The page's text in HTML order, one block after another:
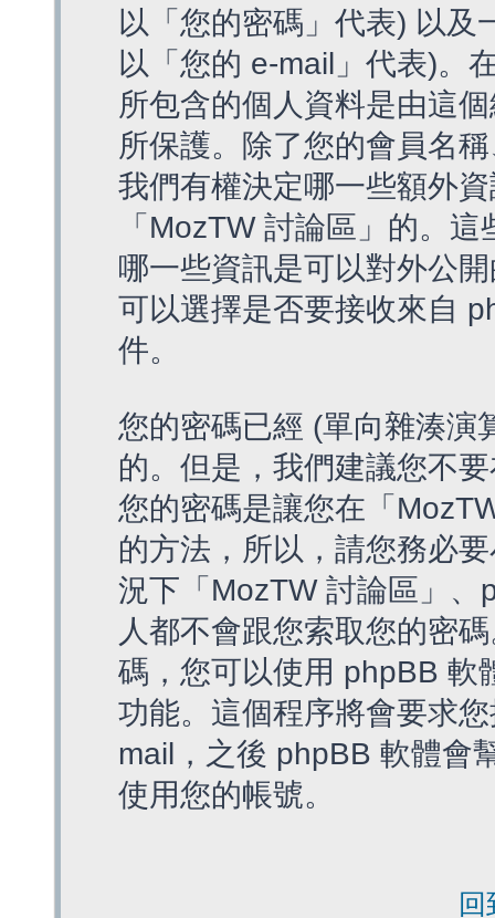
以「您的密碼」代表) 以及
以「您的 e-mail」代表)。
所包含的個人資料是由這
所保護。除了您的會員名
我們有權決定哪一些額外
「MozTW 討論區」的。
哪一些資訊是可以對外公
可以選擇是否要接收來自
件。
您的密碼已經 (單向雜湊演
的。但是，我們建議您不
您的密碼是讓您在「
的方法，所以，請您務必
況下「MozTW 討論區」
人都不會跟您索取您的密
碼，您可以使用 phpBB 軟
功能。這個程序將會要求
mail，之後 phpBB 軟體會
使用您的帳號。